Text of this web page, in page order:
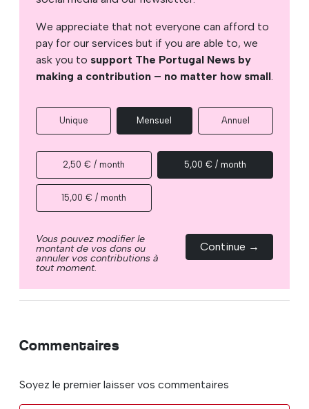
We appreciate that not everyone can afford to
pay for our services but if you are able to, we
ask you to support The Portugal News by
making a contribution – no matter how small.
Unique Mensuel Annuel
2,50 € / month 5,00 € / month
15,00 € / month
Vous pouvez modifier le
montant de vos dons ou
annuler vos contributions à
tout moment.
Continue →
Commentaires
Soyez le premier laisser vos commentaires